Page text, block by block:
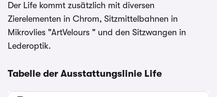
Der Life kommt zusätzlich mit diversen
Zierelementen in Chrom, Sitzmittelbahnen in
Mikrovlies "ArtVelours " und den Sitzwangen in
Lederoptik.
Tabelle der Ausstattungslinie Life